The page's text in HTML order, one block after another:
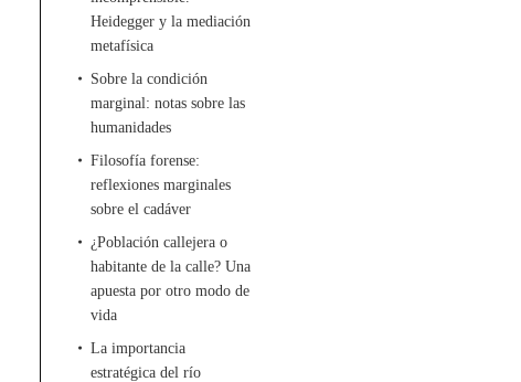
Heidegger y la mediación
metafísica
Sobre la condición
marginal: notas sobre las
humanidades
Filosofía forense:
reflexiones marginales
sobre el cadáver
¿Población callejera o
habitante de la calle? Una
apuesta por otro modo de
vida
La importancia
estratégica del río